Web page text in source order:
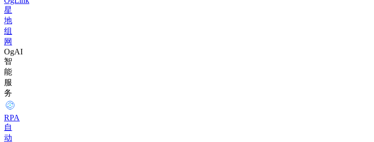
星
地
组
网
OgAI
智
能
服
务
RPA
自
动